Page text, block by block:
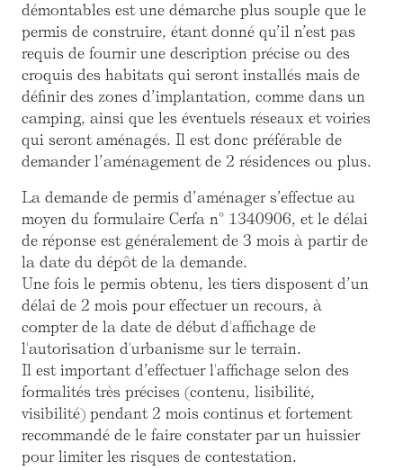
démontables est une démarche plus souple que le
permis de construire, étant donné qu’il n’est pas
requis de fournir une description précise ou des
croquis des habitats qui seront installés mais de
définir des zones d’implantation, comme dans un
camping, ainsi que les éventuels réseaux et voiries
qui seront aménagés. Il est donc préférable de
demander l’aménagement de 2 résidences ou plus.
La demande de permis d’aménager s’effectue au
moyen du formulaire Cerfa n° 1340906, et le délai
de réponse est généralement de 3 mois à partir de
la date du dépôt de la demande.
Une fois le permis obtenu, les tiers disposent d’un
délai de 2 mois pour effectuer un recours, à
compter de la date de début d'affichage de
l'autorisation d'urbanisme sur le terrain.
Il est important d’effectuer l'affichage selon des
formalités très précises (contenu, lisibilité,
visibilité) pendant 2 mois continus et fortement
recommandé de le faire constater par un huissier
pour limiter les risques de contestation.